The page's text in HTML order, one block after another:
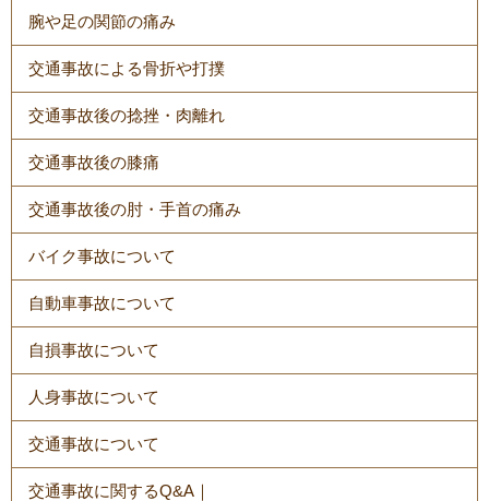
腕や足の関節の痛み
交通事故による骨折や打撲
交通事故後の捻挫・肉離れ
交通事故後の膝痛
交通事故後の肘・手首の痛み
バイク事故について
自動車事故について
自損事故について
人身事故について
交通事故について
交通事故に関するQ&A｜